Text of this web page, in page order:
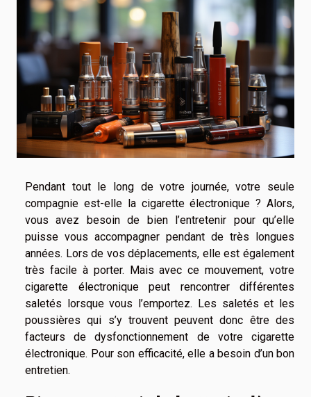
Pendant tout le long de votre journée, votre seule
compagnie est-elle la cigarette électronique ? Alors,
vous avez besoin de bien l’entretenir pour qu’elle
puisse vous accompagner pendant de très longues
années. Lors de vos déplacements, elle est également
très facile à porter. Mais avec ce mouvement, votre
cigarette électronique peut rencontrer différentes
saletés lorsque vous l’emportez. Les saletés et les
poussières qui s’y trouvent peuvent donc être des
facteurs de dysfonctionnement de votre cigarette
électronique. Pour son efficacité, elle a besoin d’un bon
entretien.